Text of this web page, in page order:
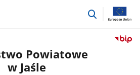
przejdź
Przejdź
Powiatowe
w Jaśle